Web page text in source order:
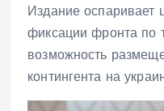
Издание оспаривает
фиксации фронта по
возможность
контингента на